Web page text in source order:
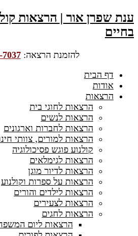
ענת שפרן אור | הרצאות
בחיים
להזמנת הרצאה:7037
דף הבית
אודות
הרצאות
הרצאות לחוגי בית
הרצאות לנשים
הרצאות לחברות וארגונים
הרצאות למורים, צוותי
קולנוע פוגש פסיכולוגיה
הרצאות לגימלאים
הרצאות לדיור מוגן
הרצאות על ספרות וקולנוע
הרצאות לילדים והורים
הרצאות לצעירים
הרצאות לחגים
הרצאות ליום